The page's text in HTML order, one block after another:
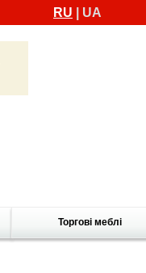
RU | UA
Торгові меблі